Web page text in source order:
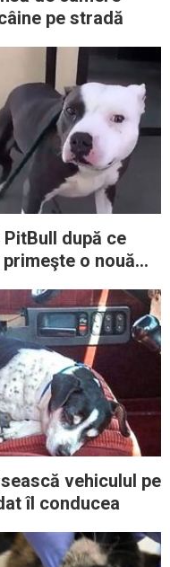
pe stradă
după ce
o nouă
vehiculul pe
îl conducea